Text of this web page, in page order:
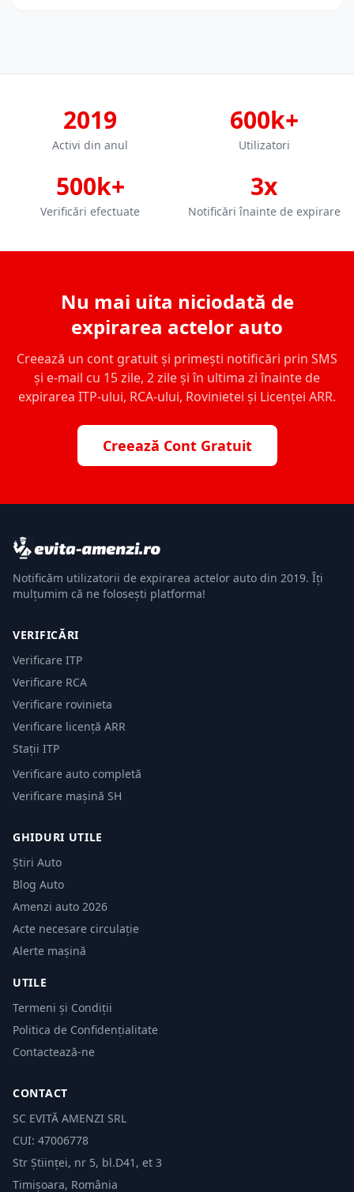
2019
Activi din anul
600k+
Utilizatori
500k+
Verificări efectuate
3x
Notificări înainte de expirare
Nu mai uita niciodată de
expirarea actelor auto
Creează un cont gratuit și primești notificări prin SMS
și e-mail cu 15 zile, 2 zile și în ultima zi înainte de
expirarea ITP-ului, RCA-ului, Rovinietei și Licenței ARR.
Creează Cont Gratuit
Notificăm utilizatorii de expirarea actelor auto din 2019. Îți
mulțumim că ne folosești platforma!
VERIFICĂRI
Verificare ITP
Verificare RCA
Verificare rovinieta
Verificare licență ARR
Stații ITP
Verificare auto completă
Verificare mașină SH
GHIDURI UTILE
Știri Auto
Blog Auto
Amenzi auto 2026
Acte necesare circulație
Alerte mașină
UTILE
Termeni și Condiții
Politica de Confidențialitate
Contactează-ne
CONTACT
SC EVITĂ AMENZI SRL
CUI: 47006778
Str Științei, nr 5, bl.D41, et 3
Timișoara, România